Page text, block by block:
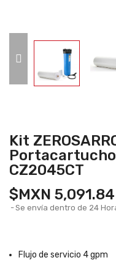
Kit
CZ2045CT
$MXN 5,091.84
Se envía dentro de 24
Flujo de servicio 4 gpm